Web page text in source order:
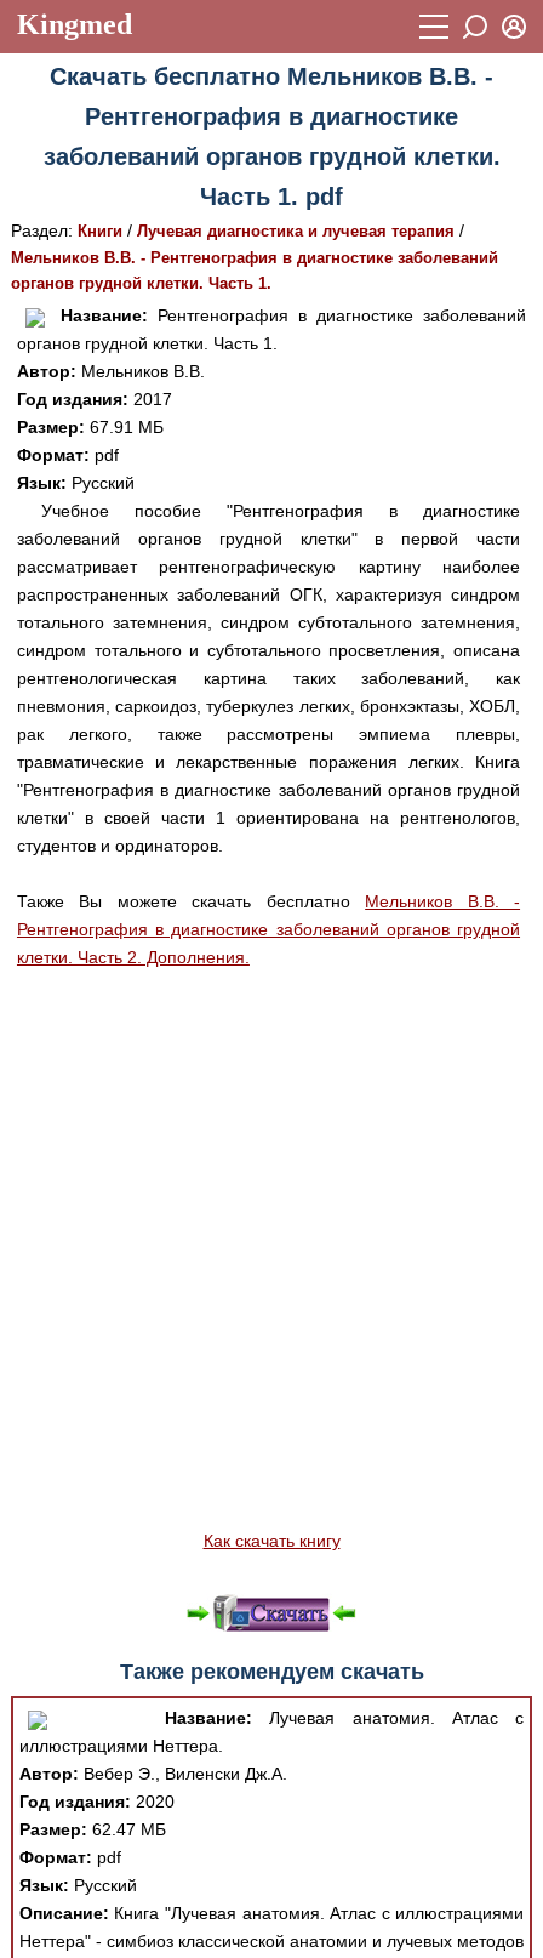
Kingmed
Учебный материал
Видеогалерея 899
Истории болезней 1268
Лекции и презентации 2474
Аккредитационные тесты (6)
Методические рекомендации
Научно-популярное
Статьи
Новости (244)
Медицинская стандартизация
Нормативы экстренной и неотложной помощи
Нормы лабораторных и инструментальных
исследований
Обратная связь
Добавить материал
FAQ
Восстановить пароль
Вход
Скачать бесплатно Мельников В.В. -
Рентгенография в диагностике
заболеваний органов грудной клетки.
Часть 1. pdf
Раздел: Книги/ Лучевая диагностика и лучевая терапия /
Мельников В.В. - Рентгенография в диагностике заболеваний
органов грудной клетки. Часть 1.
Название: Рентгенография в диагностике заболеваний
органов грудной клетки. Часть 1.
Автор: Мельников В.В.
Год издания: 2017
Размер: 67.91 МБ
Формат: pdf
Язык: Русский
Учебное пособие "Рентгенография в диагностике
заболеваний органов грудной клетки" в первой части
рассматривает рентгенографическую картину наиболее
распространенных заболеваний ОГК, характеризуя синдром
тотального затемнения, синдром субтотального затемнения,
синдром тотального и субтотального просветления, описана
рентгенологическая картина таких заболеваний, как
пневмония, саркоидоз, туберкулез легких, бронхэктазы, ХОБЛ,
рак легкого, также рассмотрены эмпиема плевры,
травматические и лекарственные поражения легких. Книга
"Рентгенография в диагностике заболеваний органов грудной
клетки" в своей части 1 ориентирована на рентгенологов,
студентов и ординаторов.
Также Вы можете скачать бесплатно Мельников В.В. -
Рентгенография в диагностике заболеваний органов грудной
клетки. Часть 2. Дополнения.
Как скачать книгу
Также рекомендуем скачать
Название: Лучевая анатомия. Атлас с
иллюстрациями Неттера.
Автор: Вебер Э., Виленски Дж.А.
Год издания: 2020
Размер: 62.47 МБ
Формат: pdf
Язык: Русский
Описание: Книга "Лучевая анатомия. Атлас с иллюстрациями
Неттера" - симбиоз классической анатомии и лучевых методов